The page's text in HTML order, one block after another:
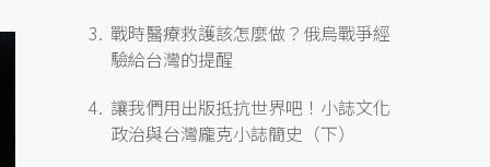
戰時醫療救護該怎麼做？俄烏戰爭經
驗給台灣的提醒
讓我們用出版抵抗世界吧！小誌文化
政治與台灣龐克小誌簡史（下）